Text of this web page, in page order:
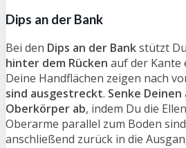
Dips an der Bank
Bei den Dips an der Bankstützt
hinter dem Rücken auf der Kante
Deine Handflächen zeigen nach
sind ausgestreckt. Senke
Oberkörper ab, indem Du die
Oberarme parallel zum Boden
anschließend zurück in die